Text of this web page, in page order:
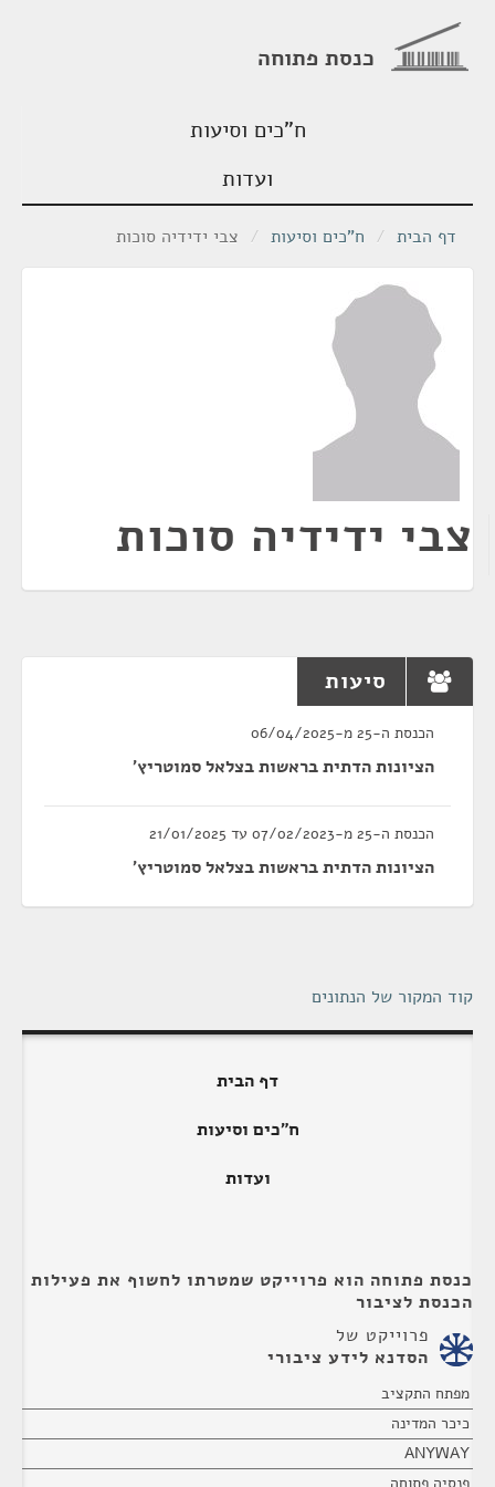
כנסת פתוחה
ח"כים וסיעות
ועדות
דף הבית / ח"כים וסיעות / צבי ידידיה סוכות
צבי ידידיה סוכות
סיעות
הכנסת ה-25 מ-06/04/2025
הציונות הדתית בראשות בצלאל סמוטריץ'
הכנסת ה-25 מ-07/02/2023 עד 21/01/2025
הציונות הדתית בראשות בצלאל סמוטריץ'
קוד המקור של הנתונים
דף הבית
ח"כים וסיעות
ועדות
כנסת פתוחה הוא פרוייקט שמטרתו לחשוף את פעילות
הכנסת לציבור
פרוייקט של
הסדנא לידע ציבורי
מפתח התקציב
כיכר המדינה
ANYWAY